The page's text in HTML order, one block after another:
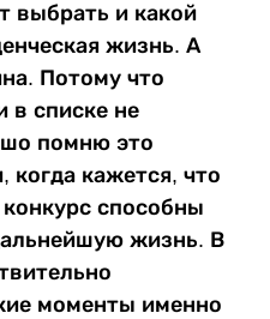
выбрать и какой
жизнь. А
Потому что
в списке не
помню это
кажется, что
способны
жизнь. В
моменты именно